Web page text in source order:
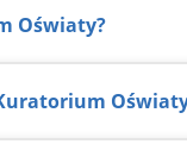
Oświaty?